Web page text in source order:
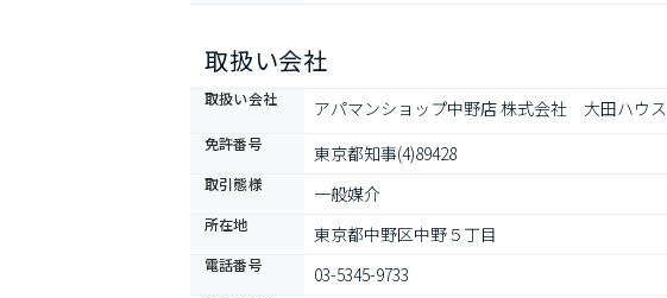
取扱い会社
取扱い会社 アパマンショップ中野店 株式会社　大田ハウス
免許番号 東京都知事(4)89428
取引態様 一般媒介
所在地 東京都中野区中野５丁目
電話番号 03-5345-9733